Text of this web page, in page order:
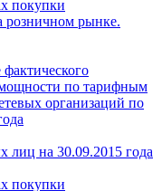
покупки
розничном рынке.
мощности по тарифным
организаций по
лиц на 30.09.2015 года
покупки